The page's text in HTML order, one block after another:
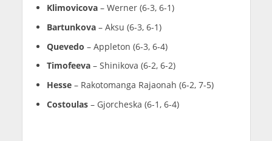
Klimovicova– Werner (6-3, 6-1)
Bartunkova– Aksu (6-3, 6-1)
Quevedo – Appleton (6-3, 6-4)
Timofeeva– Shinikova (6-2, 6-2)
Hesse– Rakotomanga Rajaonah (6-2, 7-5)
Costoulas– Gjorcheska (6-1, 6-4)